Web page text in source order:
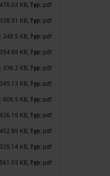
KB, Typ:pdf
KB, Typ:pdf
348.5 KB, Typ:pdf
KB, Typ:pdf
336.2 KB, Typ:pdf
KB, Typ:pdf
606.5 KB, Typ:pdf
KB, Typ:pdf
KB, Typ:pdf
KB, Typ:pdf
KB, Typ:pdf